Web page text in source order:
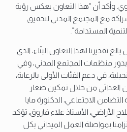
وأكد أن “هذا التعاون يعكس رؤية
مع المجتمع المدني لتحقيق
المستدامة”.
تقديرنا لهذا التعاون البنّاء، الذي
بدور منظمات المجتمع المدني، وفي
في دعم الفئات الأولى بالرعاية،
الغذائي من خلال تمكين صغار
الاجتماعي، الدكتورة مايا
الأراضي، الأستاذ علاء فاروق، تؤكد
بمواصلة العمل الميداني بكل